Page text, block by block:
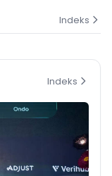
Indeks
Indeks